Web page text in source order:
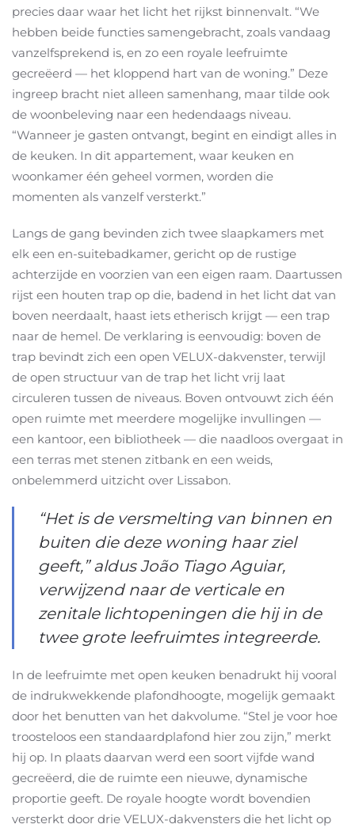
precies daar waar het licht het rijkst binnenvalt. “We
hebben beide functies samengebracht, zoals vandaag
vanzelfsprekend is, en zo een royale leefruimte
gecreëerd — het kloppend hart van de woning.” Deze
ingreep bracht niet alleen samenhang, maar tilde ook
de woonbeleving naar een hedendaags niveau.
“Wanneer je gasten ontvangt, begint en eindigt alles in
de keuken. In dit appartement, waar keuken en
woonkamer één geheel vormen, worden die
momenten als vanzelf versterkt.”
Langs de gang bevinden zich twee slaapkamers met
elk een en-suitebadkamer, gericht op de rustige
achterzijde en voorzien van een eigen raam. Daartussen
rijst een houten trap op die, badend in het licht dat van
boven neerdaalt, haast iets etherisch krijgt — een trap
naar de hemel. De verklaring is eenvoudig: boven de
trap bevindt zich een open VELUX-dakvenster, terwijl
de open structuur van de trap het licht vrij laat
circuleren tussen de niveaus. Boven ontvouwt zich één
open ruimte met meerdere mogelijke invullingen —
een kantoor, een bibliotheek — die naadloos overgaat in
een terras met stenen zitbank en een weids,
onbelemmerd uitzicht over Lissabon.
“Het is de versmelting van binnen en
buiten die deze woning haar ziel
geeft,” aldus João Tiago Aguiar,
verwijzend naar de verticale en
zenitale lichtopeningen die hij in de
twee grote leefruimtes integreerde.
In de leefruimte met open keuken benadrukt hij vooral
de indrukwekkende plafondhoogte, mogelijk gemaakt
door het benutten van het dakvolume. “Stel je voor hoe
troosteloos een standaardplafond hier zou zijn,” merkt
hij op. In plaats daarvan werd een soort vijfde wand
gecreëerd, die de ruimte een nieuwe, dynamische
proportie geeft. De royale hoogte wordt bovendien
versterkt door drie VELUX-dakvensters die het licht op